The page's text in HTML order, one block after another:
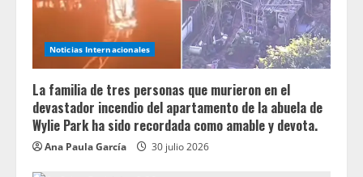
Noticias Internacionales
La familia de tres personas que murieron en el
devastador incendio del apartamento de la abuela de
Wylie Park ha sido recordada como amable y devota.
Ana Paula García 30 julio 2026